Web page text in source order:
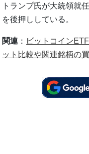
トランプ氏が大統領就
を後押ししている。
関連 ： ビットコイン
ット比較や関連銘柄の